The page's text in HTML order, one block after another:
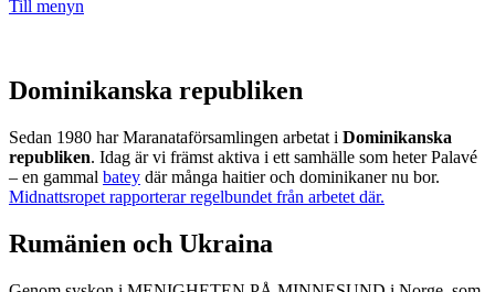
Till menyn
Dominikanska republiken
Sedan 1980 har Maranataförsamlingen arbetat i Dominikanska
republiken. Idag är vi främst aktiva i ett samhälle som heter Palavé
– en gammal batey där många haitier och dominikaner nu bor.
Midnattsropet rapporterar regelbundet från arbetet där.
Rumänien och Ukraina